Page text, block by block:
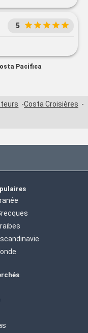
que je fais chez
tout le monde
a été vide tous
endroit-là le soir ni
croisière, nous
la piscine. petit
5
Pacifica
Costa Croisières